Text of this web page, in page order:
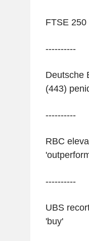
FTSE 250
----------
Deutsche
(443)
----------
RBC
----------
UBS
'buy'